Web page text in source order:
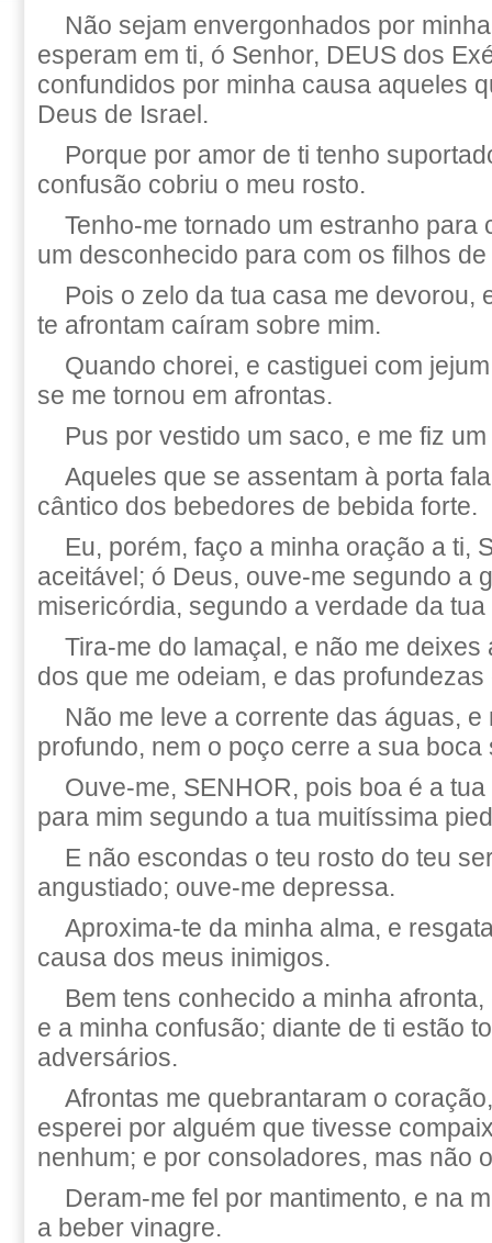
Não sejam envergonhados por
esperam em ti, ó Senhor, DEUS dos
confundidos por minha causa aqueles
Deus de Israel.
Porque por amor de ti tenho
confusão cobriu o meu rosto.
Tenho-me tornado um estranho para
um desconhecido para com os filhos
Pois o zelo da tua casa me devorou,
te afrontam caíram sobre mim.
Quando chorei, e castiguei com
se me tornou em afrontas.
Pus por vestido um saco, e me fiz
Aqueles que se assentam à porta
cântico dos bebedores de bebida forte.
Eu, porém, faço a minha oração a ti,
aceitável; ó Deus, ouve-me segundo a
misericórdia, segundo a verdade da
Tira-me do lamaçal, e não me deixes
dos que me odeiam, e das
Não me leve a corrente das águas,
profundo, nem o poço cerre a sua boca
Ouve-me, SENHOR, pois boa é a
para mim segundo a tua muitíssima
E não escondas o teu rosto do teu
angustiado; ouve-me depressa.
Aproxima-te da minha alma, e
causa dos meus inimigos.
Bem tens conhecido a minha
e a minha confusão; diante de ti estão
adversários.
Afrontas me quebrantaram o
esperei por alguém que tivesse
nenhum; e por consoladores, mas não
Deram-me fel por mantimento, e na
a beber vinagre.